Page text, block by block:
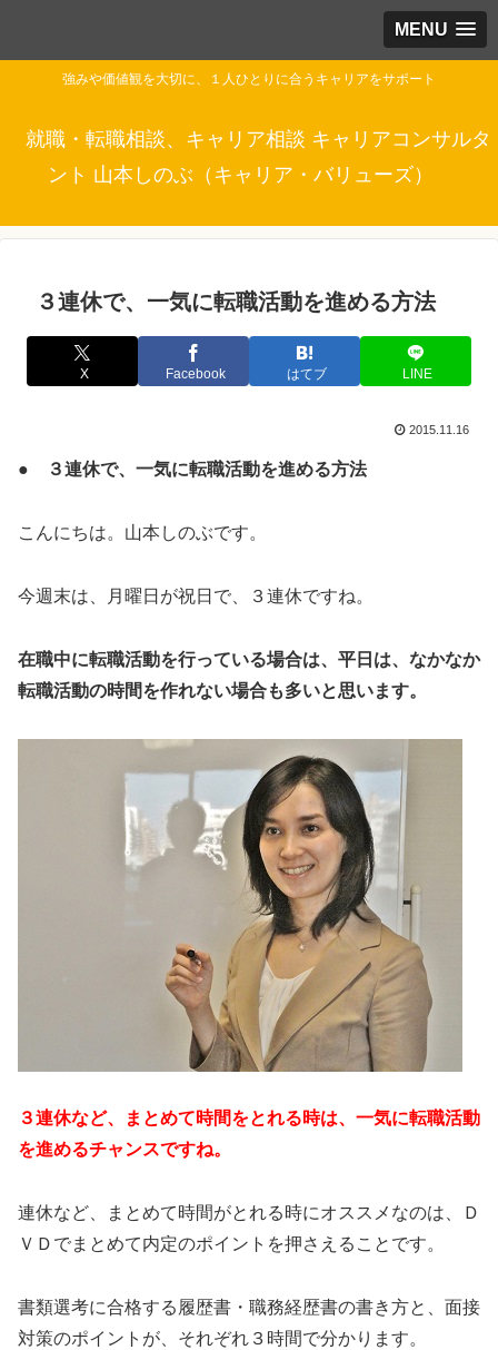
MENU
強みや価値観を大切に、１人ひとりに合うキャリアをサポート
就職・転職相談、キャリア相談 キャリアコンサルタ
ント 山本しのぶ（キャリア・バリューズ）
３連休で、一気に転職活動を進める方法
X Facebook はてブ LINE
2015.11.16
● ３連休で、一気に転職活動を進める方法
こんにちは。山本しのぶです。
今週末は、月曜日が祝日で、３連休ですね。
在職中に転職活動を行っている場合は、平日は、なかなか
転職活動の時間を作れない場合も多いと思います。
３連休など、まとめて時間をとれる時は、一気に転職活動
を進めるチャンスですね。
連休など、まとめて時間がとれる時にオススメなのは、Ｄ
ＶＤでまとめて内定のポイントを押さえることです。
書類選考に合格する履歴書・職務経歴書の書き方と、面接
対策のポイントが、それぞれ３時間で分かります。